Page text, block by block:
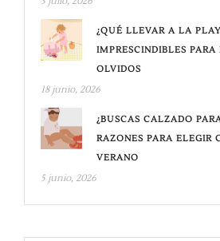
¿QUÉ LLEVAR A LA
IMPRESCINDIBLES PARA
OLVIDOS
18 junio, 2026
¿BUSCAS CALZADO
RAZONES PARA ELEGIR
VERANO
5 junio, 2026